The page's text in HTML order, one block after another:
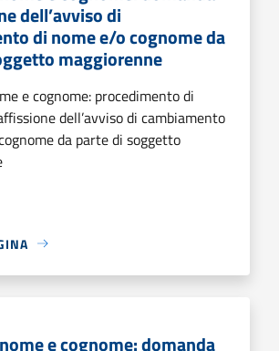
dell’avviso di
di nome e/o cognome da
maggiorenne
e cognome: procedimento di
dell’avviso di cambiamento
da parte di soggetto
e cognome: domanda